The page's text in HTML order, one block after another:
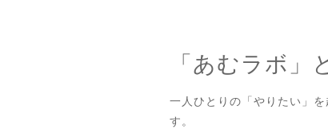
「あむラボ」
一人ひとりの「やりたい」
す。